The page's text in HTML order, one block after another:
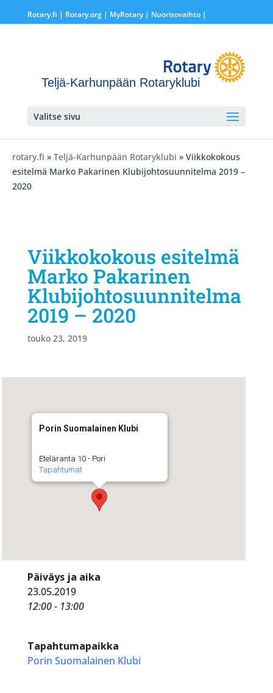
Rotary.fi | Rotary.org| MyRotary | Nuorisovaihto|
Teljä-Karhunpään Rotaryklubi
Valitse sivu
rotary.fi » Teljä-Karhunpään Rotaryklubi » Viikkokokous
esitelmä Marko Pakarinen Klubijohtosuunnitelma 2019 –
2020
Viikkokokous esitelmä
Marko Pakarinen
Klubijohtosuunnitelma
2019 – 2020
touko 23, 2019
Porin Suomalainen Klubi
Eteläranta 10 - Pori
Tapahtumat
Päiväys ja aika
23.05.2019
12:00 - 13:00
Tapahtumapaikka
Porin Suomalainen Klubi